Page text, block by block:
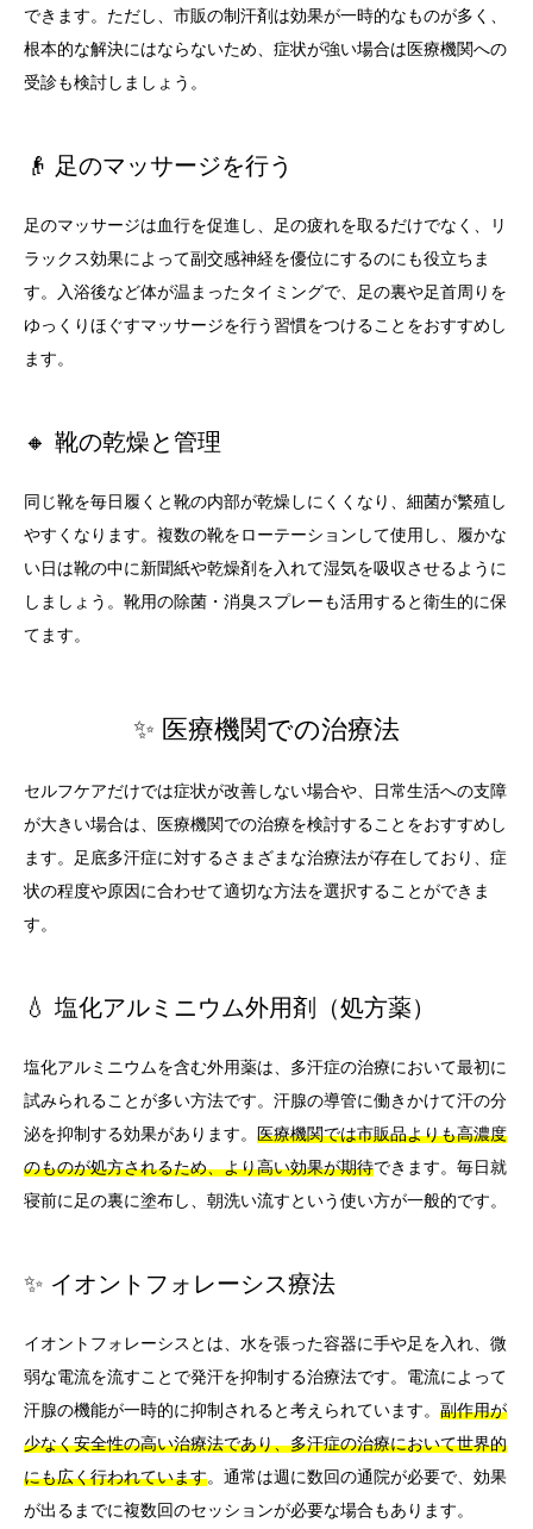
できます。ただし、市販の制汗剤は効果が一時的なものが多く、
根本的な解決にはならないため、症状が強い場合は医療機関への
受診も検討しましょう。
👴 足のマッサージを行う
足のマッサージは血行を促進し、足の疲れを取るだけでなく、リ
ラックス効果によって副交感神経を優位にするのにも役立ちま
す。入浴後など体が温まったタイミングで、足の裏や足首周りを
ゆっくりほぐすマッサージを行う習慣をつけることをおすすめし
ます。
🔸 靴の乾燥と管理
同じ靴を毎日履くと靴の内部が乾燥しにくくなり、細菌が繁殖し
やすくなります。複数の靴をローテーションして使用し、履かな
い日は靴の中に新聞紙や乾燥剤を入れて湿気を吸収させるように
しましょう。靴用の除菌・消臭スプレーも活用すると衛生的に保
てます。
✨ 医療機関での治療法
セルフケアだけでは症状が改善しない場合や、日常生活への支障
が大きい場合は、医療機関での治療を検討することをおすすめし
ます。足底多汗症に対するさまざまな治療法が存在しており、症
状の程度や原因に合わせて適切な方法を選択することができま
す。
💧 塩化アルミニウム外用剤（処方薬）
塩化アルミニウムを含む外用薬は、多汗症の治療において最初に
試みられることが多い方法です。汗腺の導管に働きかけて汗の分
泌を抑制する効果があります。 医療機関では市販品よりも高濃度
のものが処方されるため、より高い効果が期待できます。毎日就
寝前に足の裏に塗布し、朝洗い流すという使い方が一般的です。
✨ イオントフォレーシス療法
イオントフォレーシスとは、水を張った容器に手や足を入れ、微
弱な電流を流すことで発汗を抑制する治療法です。電流によって
汗腺の機能が一時的に抑制されると考えられています。 副作用が
少なく安全性の高い治療法であり、多汗症の治療において世界的
にも広く行われています。通常は週に数回の通院が必要で、効果
が出るまでに複数回のセッションが必要な場合もあります。